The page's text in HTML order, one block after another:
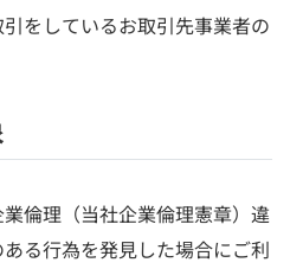
をしているお取引先事業者の
倫理（当社企業倫理憲章）違
る行為を発見した場合にご利